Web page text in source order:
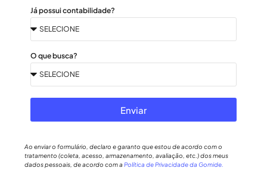
Já possui contabilidade?
O que busca?
Enviar
Ao enviar o formulário, declaro e garanto que estou de acordo com o
tratamento (coleta, acesso, armazenamento, avaliação, etc.) dos meus
dados pessoais, de acordo com a Política de Privacidade da Gomide.